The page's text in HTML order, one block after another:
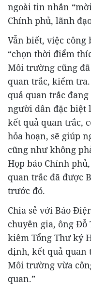
ngoài tin nhắn
Chính phủ, lãnh
Vẫn biết, việc công
“chọn thời điểm
Môi trường cũng
quan trắc, kiểm
quả quan trắc
người dân đặc biệt
kết quả quan trắc,
hỏa hoạn, sẽ giúp
cũng như không
Họp báo Chính
quan trắc đã được
trước đó.
Chia sẻ với Báo
chuyên gia, ông Đỗ
kiêm Tổng Thư ký
định, kết quả quan
Môi trường vừa
quan.”